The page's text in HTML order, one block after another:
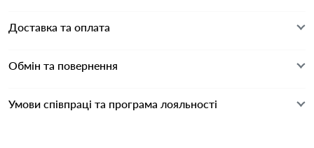
Доставка та оплата
Обмін та повернення
Умови співпраці та програма лояльності